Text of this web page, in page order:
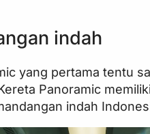
indah
yang pertama tentu
Panoramic
indah